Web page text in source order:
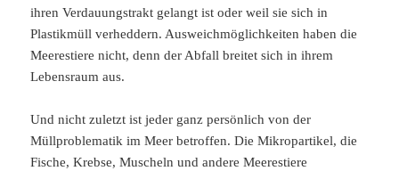
ihren Verdauungstrakt gelangt ist oder weil sie sich in
Plastikmüll verheddern. Ausweichmöglichkeiten haben die
Meerestiere nicht, denn der Abfall breitet sich in ihrem
Lebensraum aus.
Und nicht zuletzt ist jeder ganz persönlich von der
Müllproblematik im Meer betroffen. Die Mikropartikel, die
Fische, Krebse, Muscheln und andere Meerestiere